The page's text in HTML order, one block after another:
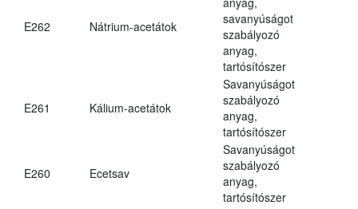
E262 Nátrium-acetátok
savanyúságot
szabályozó
anyag,
tartósítószer
E261 Kálium-acetátok
Savanyúságot
szabályozó
anyag,
tartósítószer
E260 Ecetsav
Savanyúságot
szabályozó
anyag,
tartósítószer